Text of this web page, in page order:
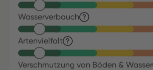
Wasserverbauch
Artenvielfalt
Verschmutzung von Böden & Wasser